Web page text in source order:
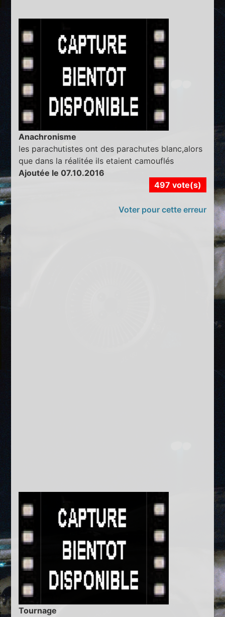
Anachronisme
les parachutistes ont des parachutes blanc,alors
que dans la réalitée ils etaient camouflés
Ajoutée le 07.10.2016
497 vote(s)
Voter pour cette erreur
Tournage